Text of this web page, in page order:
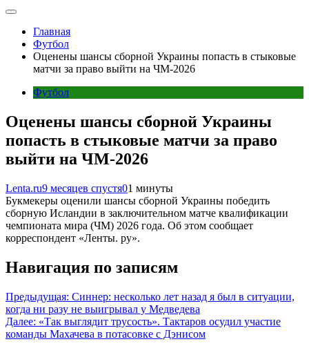
Главная
Футбол
Оценены шансы сборной Украины попасть в стыковые
матчи за право выйти на ЧМ-2026
Футбол
Оценены шансы сборной Украины
попасть в стыковые матчи за право
выйти на ЧМ-2026
Lenta.ru9 месяцев спустя01 минуты
Букмекеры оценили шансы сборной Украины победить
сборную Исландии в заключительном матче квалификации
чемпионата мира (ЧМ) 2026 года. Об этом сообщает
корреспондент «Ленты. ру».
Навигация по записям
Предыдущая: Синнер: несколько лет назад я был в ситуации,
когда ни разу не выигрывал у Медведева
Далее: «Так выглядит трусость». Тактаров осудил участие
команды Махачева в потасовке с Дэнисом